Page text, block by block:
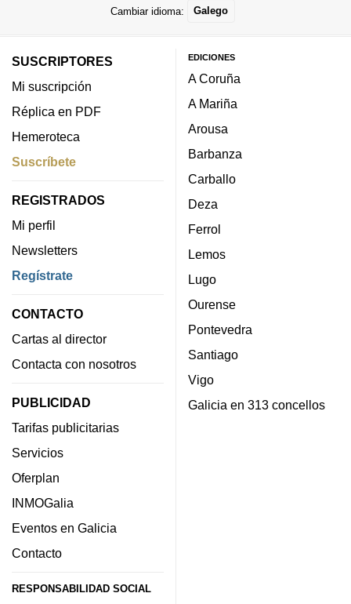
Cambiar idioma: Galego
SUSCRIPTORES
Mi suscripción
Réplica en PDF
Hemeroteca
Suscríbete
REGISTRADOS
Mi perfil
Newsletters
Regístrate
CONTACTO
Cartas al director
Contacta con nosotros
PUBLICIDAD
Tarifas publicitarias
Servicios
Oferplan
INMOGalia
Eventos en Galicia
Contacto
RESPONSABILIDAD SOCIAL
EDICIONES
A Coruña
A Mariña
Arousa
Barbanza
Carballo
Deza
Ferrol
Lemos
Lugo
Ourense
Pontevedra
Santiago
Vigo
Galicia en 313 concellos